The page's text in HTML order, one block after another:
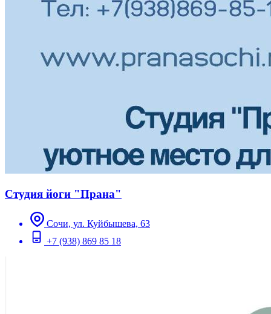
Студия йоги "Прана"
Сочи, ул. Куйбышева, 63
+7 (938) 869 85 18